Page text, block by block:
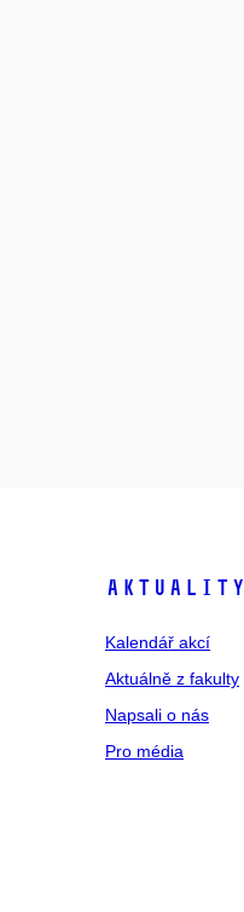
Aktuality
Kalendář akcí
Aktuálně z fakulty
Napsali o nás
Pro média